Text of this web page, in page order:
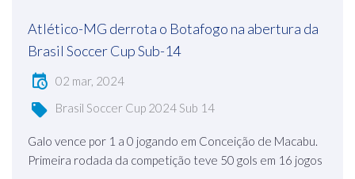
Atlético-MG derrota o Botafogo na abertura da
Brasil Soccer Cup Sub-14
02 mar, 2024
Brasil Soccer Cup 2024 Sub 14
Galo vence por 1 a 0 jogando em Conceição de Macabu.
Primeira rodada da competição teve 50 gols em 16 jogos